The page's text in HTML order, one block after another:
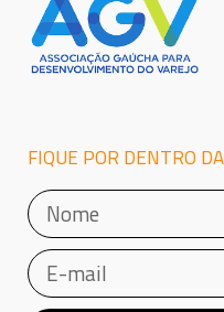
FIQUE POR DENTRO